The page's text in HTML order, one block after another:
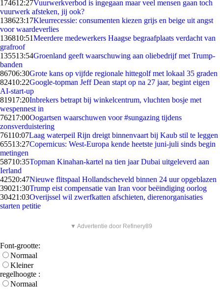
174612:27Vuurwerkverbod is ingegaan maar veel mensen gaan toch
vuurwerk afsteken, jij ook?
138623:17Kleurrecessie: consumenten kiezen grijs en beige uit angst
voor waardeverlies
136810:51Meerdere medewerkers Haagse begraafplaats verdacht van
grafroof
135513:54Groenland geeft waarschuwing aan oliebedrijf met Trump-
banden
86706:30Grote kans op vijfde regionale hittegolf met lokaal 35 graden
82410:22Google-topman Jeff Dean stapt op na 27 jaar, begint eigen
AI-start-up
81917:20Inbrekers betrapt bij winkelcentrum, vluchten bosje met
wespennest in
76217:00Oogartsen waarschuwen voor #sungazing tijdens
zonsverduistering
76110:07Laag waterpeil Rijn dreigt binnenvaart bij Kaub stil te leggen
65513:27Copernicus: West-Europa kende heetste juni-juli sinds begin
metingen
58710:35Topman Kinahan-kartel na tien jaar Dubai uitgeleverd aan
Ierland
42520:47Nieuwe flitspaal Hollandscheveld binnen 24 uur opgeblazen
39021:30Trump eist compensatie van Iran voor beëindiging oorlog
30421:03Overijssel wil zwerfkatten afschieten, dierenorganisaties
starten petitie
▼ Advertentie door Refinery89
Font-grootte:
Normaal
Kleiner
regelhoogte :
Normaal